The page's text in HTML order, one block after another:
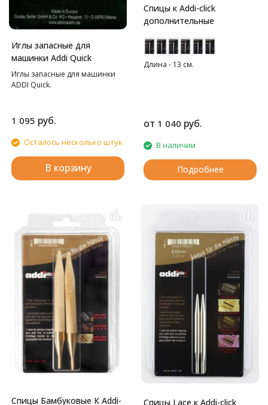
Иглы запасные для
машинки Addi Quick
Иглы запасные для машинки
ADDI Quick.
1 095 руб.
Осталось несколько штук
В корзину
Спицы к Addi-click
дополнительные
Длина - 13 см.
от 1 040 руб.
В наличии
Подробнее
Спицы Бамбуковые К Addi-
Спицы Lace к Addi-click